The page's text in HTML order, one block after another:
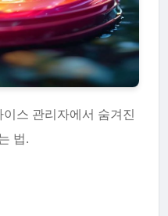
스 관리자에서 숨겨진
법.